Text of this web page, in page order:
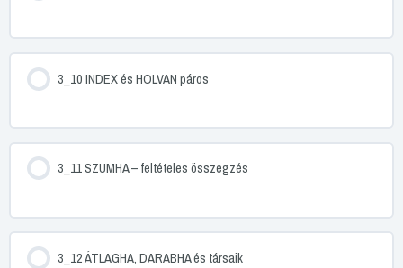
3_10 INDEX és HOLVAN páros
3_11 SZUMHA – feltételes összegzés
3_12 ÁTLAGHA, DARABHA és társaik